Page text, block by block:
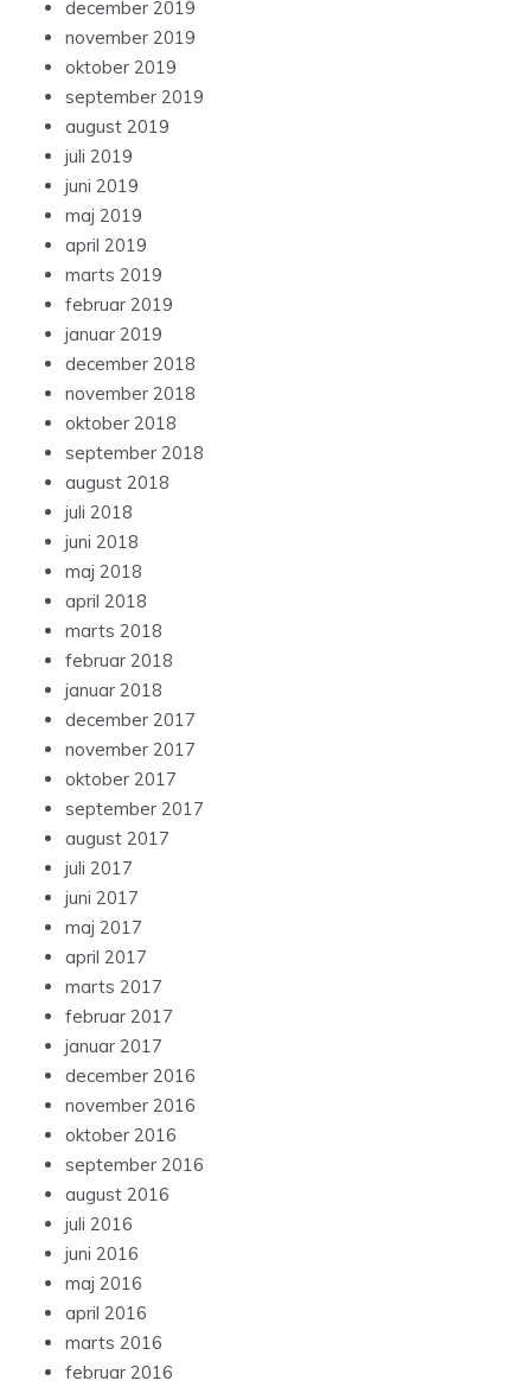
december 2019
november 2019
oktober 2019
september 2019
august 2019
juli 2019
juni 2019
maj 2019
april 2019
marts 2019
februar 2019
januar 2019
december 2018
november 2018
oktober 2018
september 2018
august 2018
juli 2018
juni 2018
maj 2018
april 2018
marts 2018
februar 2018
januar 2018
december 2017
november 2017
oktober 2017
september 2017
august 2017
juli 2017
juni 2017
maj 2017
april 2017
marts 2017
februar 2017
januar 2017
december 2016
november 2016
oktober 2016
september 2016
august 2016
juli 2016
juni 2016
maj 2016
april 2016
marts 2016
februar 2016